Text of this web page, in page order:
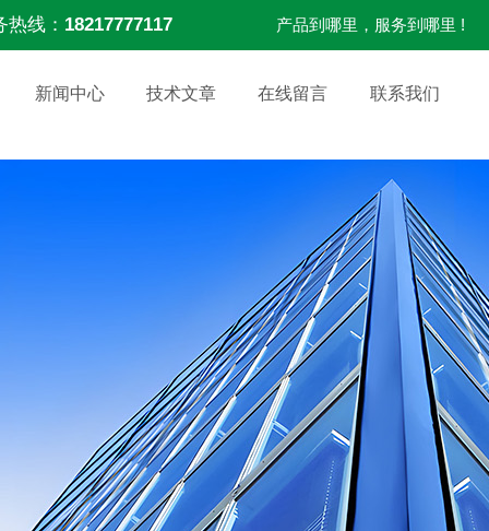
热线： 18217777117 产品到哪里，服务到哪里 !
新闻中心 技术文章 在线留言 联系我们